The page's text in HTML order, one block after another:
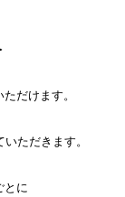
だけます。
ただきます。
とに